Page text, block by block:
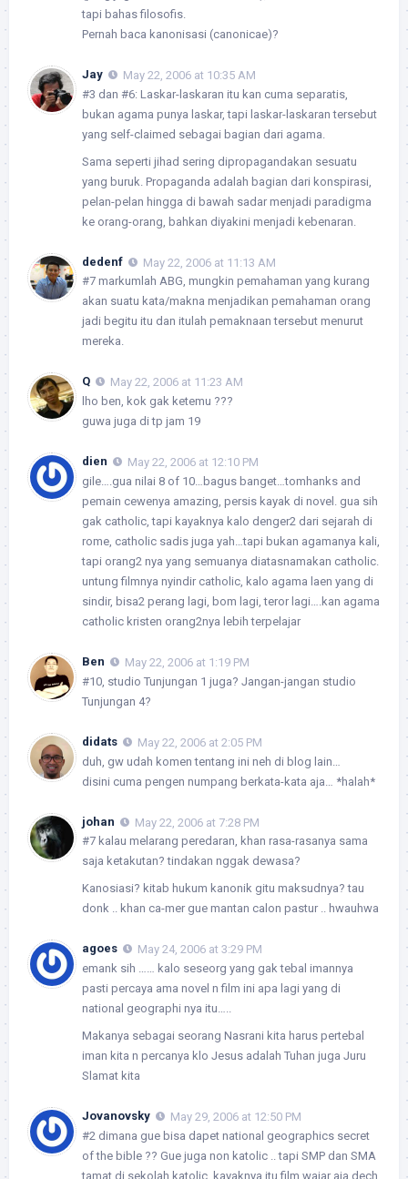
tapi bahas filosofis.
Pernah baca kanonisasi (canonicae)?
Jay
May 22, 2006 at 10:35 AM
#3 dan #6: Laskar-laskaran itu kan cuma separatis,
bukan agama punya laskar, tapi laskar-laskaran tersebut
yang self-claimed sebagai bagian dari agama.
Sama seperti jihad sering dipropagandakan sesuatu
yang buruk. Propaganda adalah bagian dari konspirasi,
pelan-pelan hingga di bawah sadar menjadi paradigma
ke orang-orang, bahkan diyakini menjadi kebenaran.
dedenf
May 22, 2006 at 11:13 AM
#7 markumlah ABG, mungkin pemahaman yang kurang
akan suatu kata/makna menjadikan pemahaman orang
jadi begitu itu dan itulah pemaknaan tersebut menurut
mereka.
Q
May 22, 2006 at 11:23 AM
lho ben, kok gak ketemu ???
guwa juga di tp jam 19
dien
May 22, 2006 at 12:10 PM
gile….gua nilai 8 of 10…bagus banget…tomhanks and
pemain cewenya amazing, persis kayak di novel. gua sih
gak catholic, tapi kayaknya kalo denger2 dari sejarah di
rome, catholic sadis juga yah…tapi bukan agamanya kali,
tapi orang2 nya yang semuanya diatasnamakan catholic.
untung filmnya nyindir catholic, kalo agama laen yang di
sindir, bisa2 perang lagi, bom lagi, teror lagi….kan agama
catholic kristen orang2nya lebih terpelajar
Ben
May 22, 2006 at 1:19 PM
#10, studio Tunjungan 1 juga? Jangan-jangan studio
Tunjungan 4?
didats
May 22, 2006 at 2:05 PM
duh, gw udah komen tentang ini neh di blog lain…
disini cuma pengen numpang berkata-kata aja… *halah*
johan
May 22, 2006 at 7:28 PM
#7 kalau melarang peredaran, khan rasa-rasanya sama
saja ketakutan? tindakan nggak dewasa?
Kanosiasi? kitab hukum kanonik gitu maksudnya? tau
donk .. khan ca-mer gue mantan calon pastur .. hwauhwa
agoes
May 24, 2006 at 3:29 PM
emank sih …… kalo seseorg yang gak tebal imannya
pasti percaya ama novel n film ini apa lagi yang di
national geographi nya itu…..
Makanya sebagai seorang Nasrani kita harus pertebal
iman kita n percanya klo Jesus adalah Tuhan juga Juru
Slamat kita
Jovanovsky
May 29, 2006 at 12:50 PM
#2 dimana gue bisa dapet national geographics secret
of the bible ?? Gue juga non katolic .. tapi SMP dan SMA
tamat di sekolah katolic, kayaknya itu film wajar aja dech